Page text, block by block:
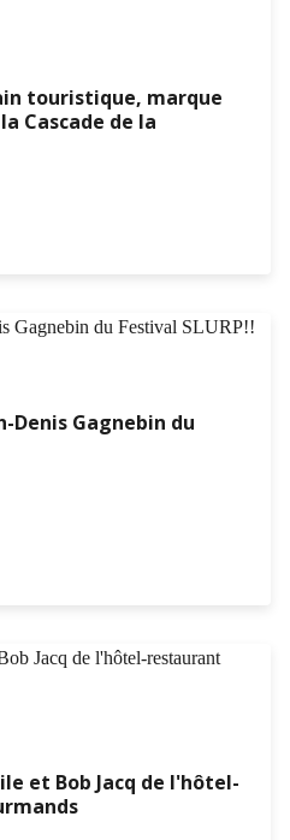
touristique, marque
Cascade de la
Denis Gagnebin du
et Bob Jacq de l'hôtel-